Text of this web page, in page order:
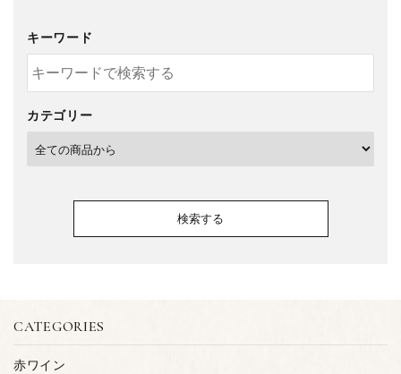
キーワード
カテゴリー
検索する
CATEGORIES
赤ワイン